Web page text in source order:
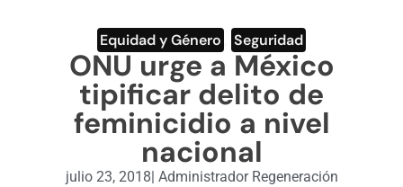
ENGLISH SECTION
VIDEOS
Equidad y Género Seguridad
ONU urge a México
tipificar delito de
feminicidio a nivel
nacional
julio 23, 2018| Administrador Regeneración